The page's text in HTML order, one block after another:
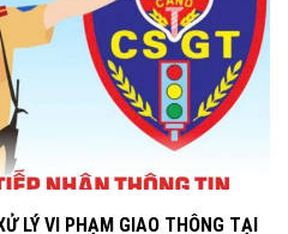
LÝ VI PHẠM GIAO THÔNG TẠI